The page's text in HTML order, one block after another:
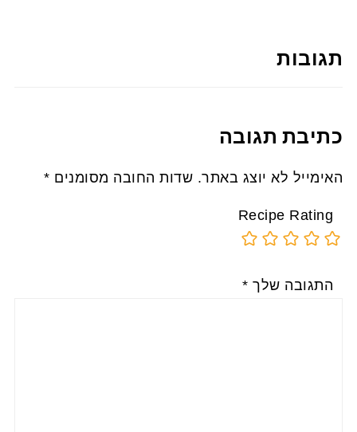
תגובות
כתיבת תגובה
האימייל לא יוצג באתר. שדות החובה מסומנים *
Recipe Rating
התגובה שלך *